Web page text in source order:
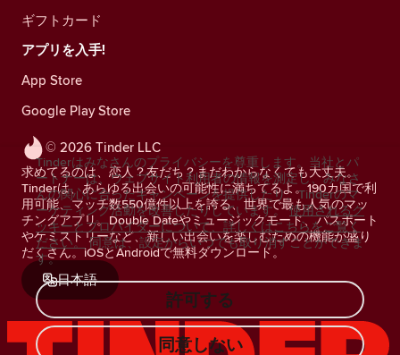
© 2026 Tinder LLC
求めてるのは、恋人？友だち？まだわからなくても大丈夫。
Tinderは、あらゆる出会いの可能性に満ちてるよ。190カ国で利
用可能、マッチ数550億件以上を誇る、世界で最も人気のマッ
チングアプリ。Double Dateやミュージックモード、パスポート
やケミストリーなど、新しい出会いを楽しむための機能が盛り
だくさん。iOSとAndroidで無料ダウンロード。
日本語
ギフトカード
アプリを入手!
App Store
Google Play Store
Tinderはみなさんのプライバシーを尊重します。当社とパ
ートナーは、ウェブサイト利用者の情報を測定し、みなさ
んの関心に合ったキャンペーンを提供したり、Tinderのマ
ーケティング活動を改善したりしています。 使用されるク
ッキーとプロバイダーについて、詳しくはこちらをご覧く
ださい。 同意は、設定からいつでも取り消すことができま
す。
許可する
同意しない